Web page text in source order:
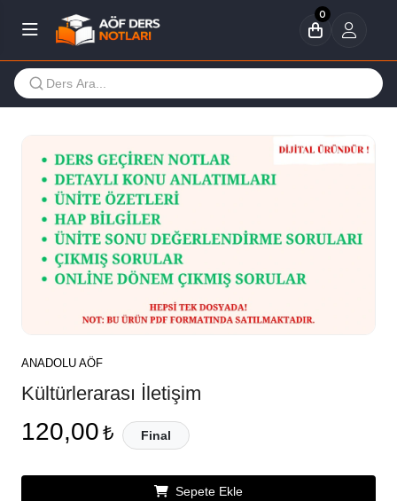
0
ANADOLU AÖF
Kültürlerarası İletişim
120,00 ₺ Final
Sepete Ekle